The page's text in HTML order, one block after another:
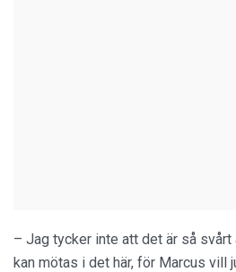
– Jag tycker inte att det är så
kan mötas i det här, för Marcus vill